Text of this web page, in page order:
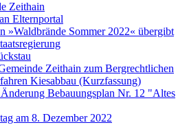
Zeithain
Elternportal
»Waldbrände Sommer 2022« übergibt
Zeithain zum Bergrechtlichen
Kiesabbau (Kurzfassung)
Bebauungsplan Nr. 12 "Altes
am 8. Dezember 2022